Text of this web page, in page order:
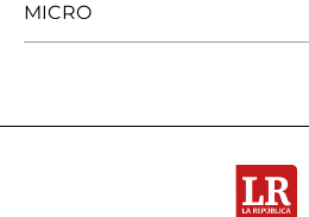
MICRO